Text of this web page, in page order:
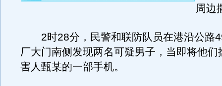
周边
2时28分，民警和联防队员在港沿公路
厂大门南侧发现两名可疑男子，当即将他们
害人甄某的一部手机。